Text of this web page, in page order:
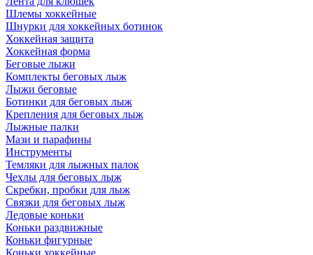
Шлемы хоккейные
Шнурки для хоккейных ботинок
Хоккейная защита
Хоккейная форма
Беговые лыжи
Комплекты беговых лыж
Лыжи беговые
Ботинки для беговых лыж
Крепления для беговых лыж
Лыжные палки
Мази и парафины
Инструменты
Темляки для лыжных палок
Чехлы для беговых лыж
Скребки, пробки для лыж
Связки для беговых лыж
Ледовые коньки
Коньки раздвижные
Коньки фигурные
Коньки хоккейные